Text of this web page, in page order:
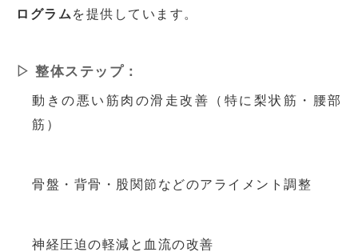
ログラム を提供しています。
▷ 整体ステップ：
動きの悪い筋肉の滑走改善（特に梨状筋・腰部
筋）
骨盤・背骨・股関節などのアライメント調整
神経圧迫の軽減と血流の改善